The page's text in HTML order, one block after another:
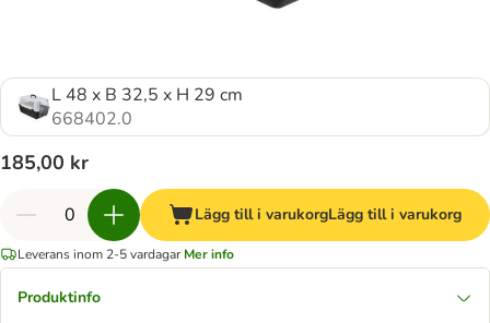
L 48 x B 32,5 x H 29 cm
668402.0
185,00 kr
Lägg till i varukorgLägg till i varukorg
Leverans inom 2-5 vardagar Mer info
Produktinfo